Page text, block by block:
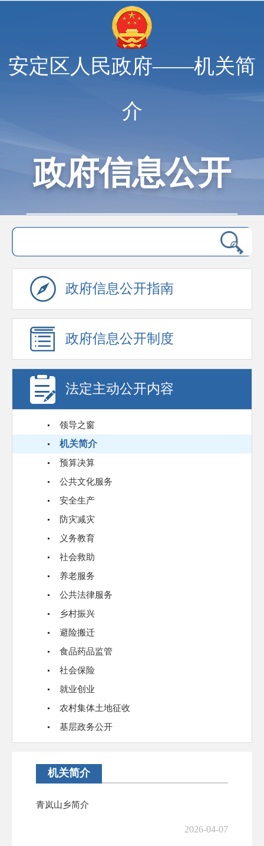
安定区人民政府——机关简
介
政府信息公开
政府信息公开指南
政府信息公开制度
法定主动公开内容
领导之窗
机关简介
预算决算
公共文化服务
安全生产
防灾减灾
义务教育
社会救助
养老服务
公共法律服务
乡村振兴
避险搬迁
食品药品监管
社会保险
就业创业
农村集体土地征收
基层政务公开
机关简介
青岚山乡简介
2026-04-07